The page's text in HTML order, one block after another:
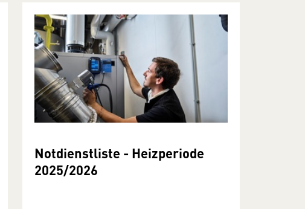
Notdienstliste - Heizperiode
2025/2026